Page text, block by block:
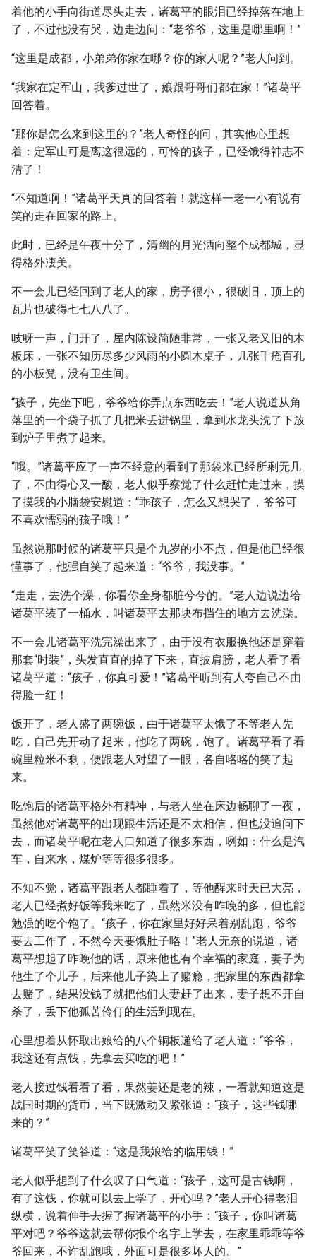
着他的小手向街道尽头走去，诸葛平的眼泪已经掉落在地上
了，不过他没有哭，边走边问：“老爷爷，这里是哪里啊！”
“这里是成都，小弟弟你家在哪？你的家人呢？”老人问到。
“我家在定军山，我爹过世了，娘跟哥哥们都在家！”诸葛平
回答着。
“那你是怎么来到这里的？”老人奇怪的问，其实他心里想
着：定军山可是离这很远的，可怜的孩子，已经饿得神志不
清了！
“不知道啊！”诸葛平天真的回答着！就这样一老一小有说有
笑的走在回家的路上。
此时，已经是午夜十分了，清幽的月光洒向整个成都城，显
得格外凄美。
不一会儿已经回到了老人的家，房子很小，很破旧，顶上的
瓦片也破得七七八八了。
吱呀一声，门开了，屋内陈设简陋非常，一张又老又旧的木
板床，一张不知历尽多少风雨的小圆木桌子，几张千疮百孔
的小板凳，没有卫生间。
“孩子，先坐下吧，爷爷给你弄点东西吃去！”老人说道从角
落里的一个袋子抓了几把米丢进锅里，拿到水龙头洗了下放
到炉子里煮了起来。
“哦。”诸葛平应了一声不经意的看到了那袋米已经所剩无几
了，不由得心又一酸，老人似乎察觉了什么赶忙走过来，摸
了摸我的小脑袋安慰道：“乖孩子，怎么又想哭了，爷爷可
不喜欢懦弱的孩子哦！”
虽然说那时候的诸葛平只是个九岁的小不点，但是他已经很
懂事了，他强自笑了起来道：“爷爷，我没事。”
“走走，去洗个澡，你看你全身都脏兮兮的。”老人边说边给
诸葛平装了一桶水，叫诸葛平去那块布挡住的地方去洗澡。
不一会儿诸葛平洗完澡出来了，由于没有衣服换他还是穿着
那套“时装”，头发直直的掉了下来，直披肩膀，老人看了看
诸葛平道：“孩子，你真可爱！”诸葛平听到有人夸自己不由
得脸一红！
饭开了，老人盛了两碗饭，由于诸葛平太饿了不等老人先
吃，自己先开动了起来，他吃了两碗，饱了。诸葛平看了看
碗里粒米不剩，便跟老人对望了一眼，各自咯咯的笑了起
来。
吃饱后的诸葛平格外有精神，与老人坐在床边畅聊了一夜，
虽然他对诸葛平的出现跟生活还是不太相信，但也没追问下
去，而诸葛平呢在老人口知道了很多东西，咧如：什么是汽
车，自来水，煤炉等等很多很多。
不知不觉，诸葛平跟老人都睡着了，等他醒来时天已大亮，
老人已经煮好饭等我来吃了，虽然米没有昨晚的多，但也能
勉强的吃个饱了。“孩子，你在家里好好呆着别乱跑，爷爷
要去工作了，不然今天要饿肚子咯！”老人无奈的说道，诸
葛平想起了昨晚他的话，原来他也有个幸福的家庭，妻子为
他生了个儿子，后来他儿子染上了赌瘾，把家里的东西都拿
去赌了，结果没钱了就把他们夫妻赶了出来，妻子想不开自
杀了，丢下他孤苦伶仃的生活到现在。
心里想着从怀取出娘给的八个铜板递给了老人道：“爷爷，
我这还有点钱，先拿去买吃的吧！”
老人接过钱看看了看，果然姜还是老的辣，一看就知道这是
战国时期的货币，当下既激动又紧张道：“孩子，这些钱哪
来的？”
诸葛平笑了笑答道：“这是我娘给的临用钱！”
老人似乎想到了什么叹了口气道：“孩子，这可是古钱啊，
有了这钱，你就可以去上学了，开心吗？”老人开心得老泪
纵横，说着伸手去握了握诸葛平的小手：“孩子，你叫诸葛
平对吧？爷爷这就去帮你报个名字上学去，在家里乖乖等爷
爷回来，不许乱跑哦，外面可是很多坏人的。”